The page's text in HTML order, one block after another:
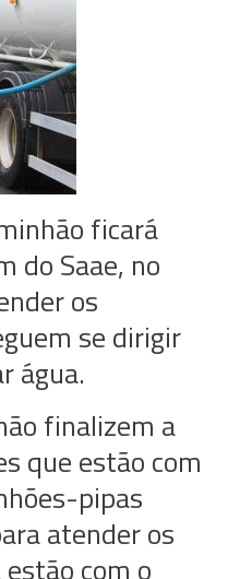
ficará
do Saae, no
os
se dirigir
água.
finalizem a
que estão com
pipas
atender os
com o